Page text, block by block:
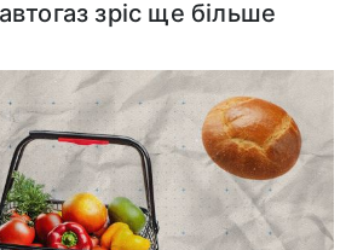
зріс ще більше